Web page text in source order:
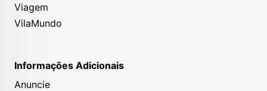
Viagem
VilaMundo
Informações Adicionais
Anuncie